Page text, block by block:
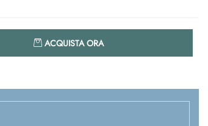
ACQUISTA ORA